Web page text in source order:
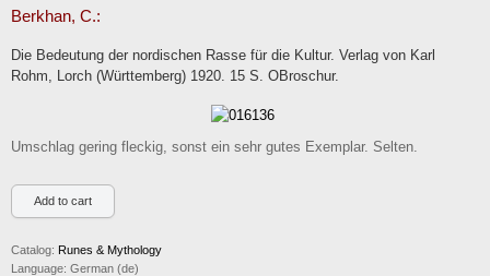
Contact
Imprint
Berkhan, C.:
Die Bedeutung der nordischen Rasse für die Kultur. Verlag von Karl
Rohm, Lorch (Württemberg) 1920. 15 S. OBroschur.
Umschlag gering fleckig, sonst ein sehr gutes Exemplar. Selten.
Catalog: Runes & Mythology
Language: German (de)